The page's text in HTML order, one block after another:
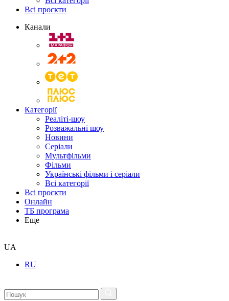
Всі проєкти
Канали
Категорії
Реаліті-шоу
Розважальні шоу
Новини
Серіали
Мультфільми
Фільми
Українські фільми і серіали
Всі категорії
Всі проєкти
Онлайн
ТБ програма
Еще
UA
RU